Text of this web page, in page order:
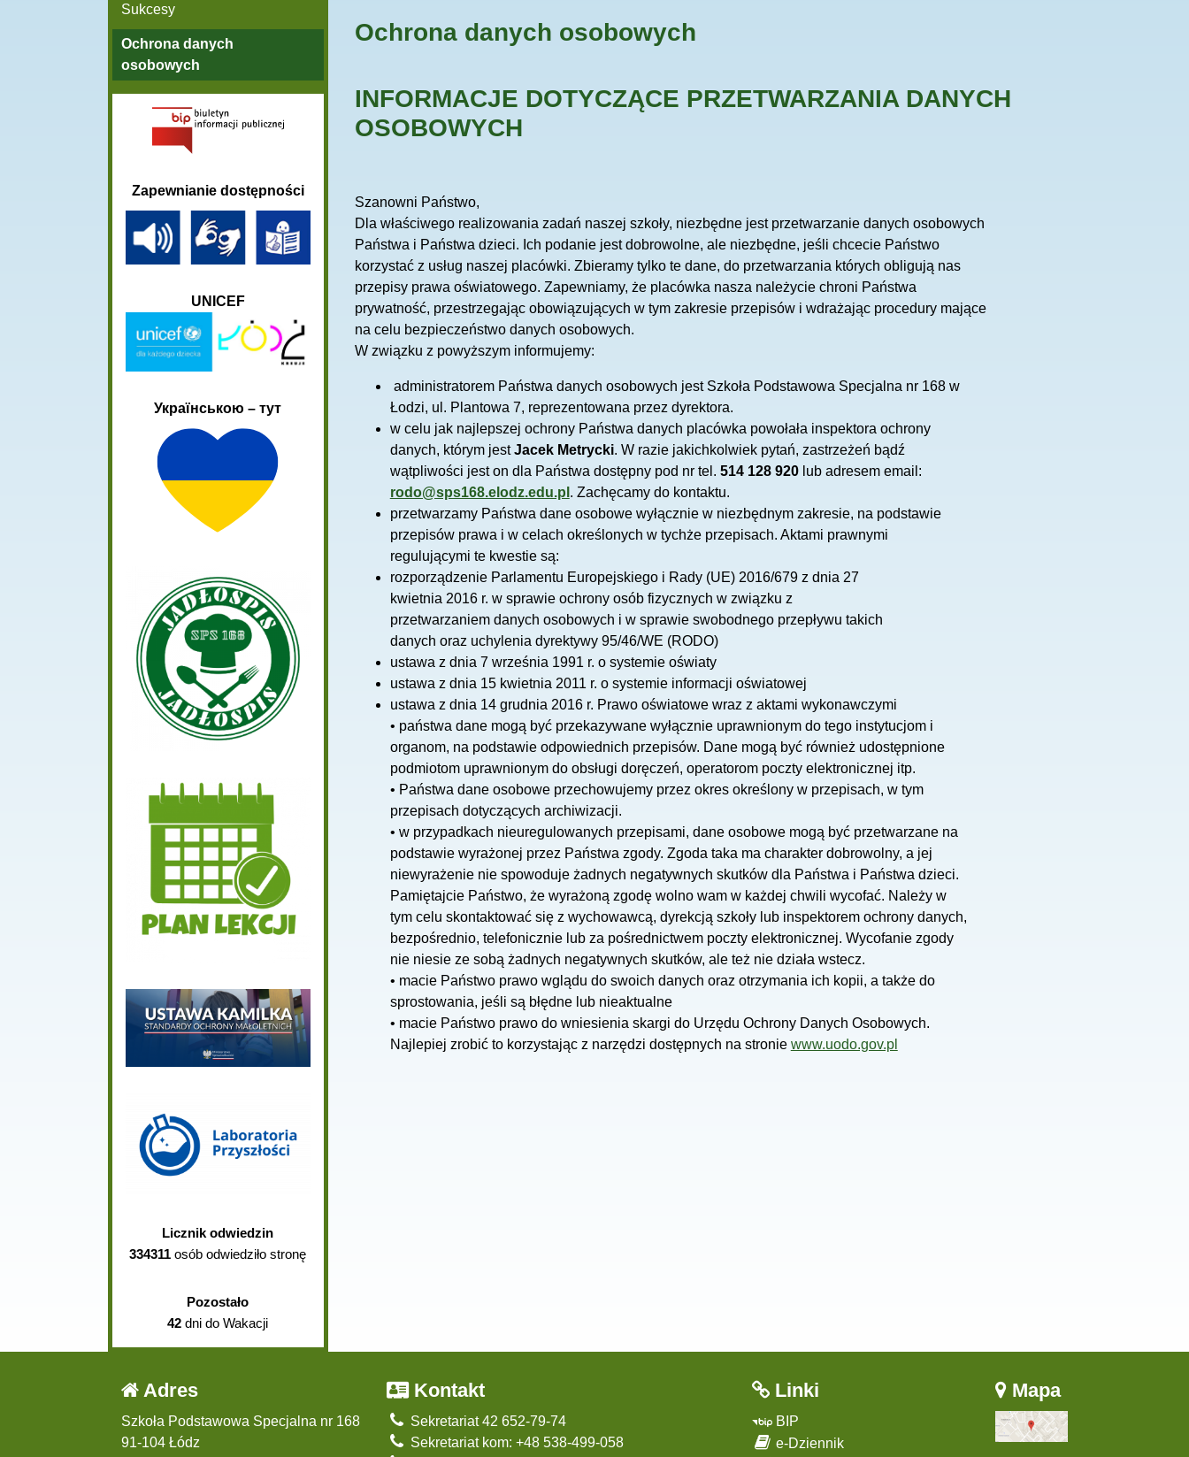
Ochrona danych osobowych
INFORMACJE DOTYCZĄCE PRZETWARZANIA DANYCH
OSOBOWYCH
Szanowni Państwo,
Dla właściwego realizowania zadań naszej szkoły, niezbędne jest przetwarzanie danych osobowych
Państwa i Państwa dzieci. Ich podanie jest dobrowolne, ale niezbędne, jeśli chcecie Państwo
korzystać z usług naszej placówki. Zbieramy tylko te dane, do przetwarzania których obligują nas
przepisy prawa oświatowego. Zapewniamy, że placówka nasza należycie chroni Państwa
prywatność, przestrzegając obowiązujących w tym zakresie przepisów i wdrażając procedury mające
na celu bezpieczeństwo danych osobowych.
W związku z powyższym informujemy:
administratorem Państwa danych osobowych jest Szkoła Podstawowa Specjalna nr 168 w
Łodzi, ul. Plantowa 7, reprezentowana przez dyrektora.
w celu jak najlepszej ochrony Państwa danych placówka powołała inspektora ochrony
danych, którym jestJacek Metrycki. W razie jakichkolwiek pytań, zastrzeżeń bądź
wątpliwości jest on dla Państwa dostępny pod nr tel. 514 128 920lub adresem email:
rodo@sps168.elodz.edu.pl . Zachęcamy do kontaktu.
przetwarzamy Państwa dane osobowe wyłącznie w niezbędnym zakresie, na podstawie
przepisów prawa i w celach określonych w tychże przepisach. Aktami prawnymi
regulującymi te kwestie są:
rozporządzenie Parlamentu Europejskiego i Rady (UE) 2016/679 z dnia 27
kwietnia 2016 r. w sprawie ochrony osób fizycznych w związku z
przetwarzaniem danych osobowych i w sprawie swobodnego przepływu takich
danych oraz uchylenia dyrektywy 95/46/WE (RODO)
ustawa z dnia 7 września 1991 r. o systemie oświaty
ustawa z dnia 15 kwietnia 2011 r. o systemie informacji oświatowej
ustawa z dnia 14 grudnia 2016 r. Prawo oświatowe wraz z aktami wykonawczymi
• państwa dane mogą być przekazywane wyłącznie uprawnionym do tego instytucjom i
organom, na podstawie odpowiednich przepisów. Dane mogą być również udostępnione
podmiotom uprawnionym do obsługi doręczeń, operatorom poczty elektronicznej itp.
• Państwa dane osobowe przechowujemy przez okres określony w przepisach, w tym
przepisach dotyczących archiwizacji.
• w przypadkach nieuregulowanych przepisami, dane osobowe mogą być przetwarzane na
podstawie wyrażonej przez Państwa zgody. Zgoda taka ma charakter dobrowolny, a jej
niewyrażenie nie spowoduje żadnych negatywnych skutków dla Państwa i Państwa dzieci.
Pamiętajcie Państwo, że wyrażoną zgodę wolno wam w każdej chwili wycofać. Należy w
tym celu skontaktować się z wychowawcą, dyrekcją szkoły lub inspektorem ochrony danych,
bezpośrednio, telefonicznie lub za pośrednictwem poczty elektronicznej. Wycofanie zgody
nie niesie ze sobą żadnych negatywnych skutków, ale też nie działa wstecz.
• macie Państwo prawo wglądu do swoich danych oraz otrzymania ich kopii, a także do
sprostowania, jeśli są błędne lub nieaktualne
• macie Państwo prawo do wniesienia skargi do Urzędu Ochrony Danych Osobowych.
Najlepiej zrobić to korzystając z narzędzi dostępnych na stronie www.uodo.gov.pl
Sukcesy
Ochrona danych
osobowych
Zapewnianie dostępności
UNICEF
Українською – тут
Licznik odwiedzin
334311 osób odwiedziło stronę
Pozostało
42 dni do Wakacji
Adres
Szkoła Podstawowa Specjalna nr 168
91-104 Łódz
Kontakt
Sekretariat 42 652-79-74
Sekretariat kom: +48 538-499-058
Linki
BIP
e-Dziennik
Mapa